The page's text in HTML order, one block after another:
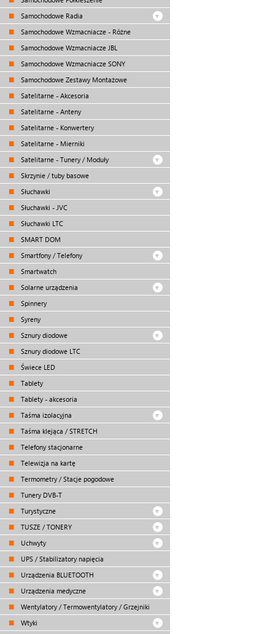
Samochodowe Radia
Samochodowe Wzmacniacze - Różne
Samochodowe Wzmacniacze JBL
Samochodowe Wzmacniacze SONY
Samochodowe Zestawy Montażowe
Satelitarne - Akcesoria
Satelitarne - Anteny
Satelitarne - Konwertery
Satelitarne - Mierniki
Satelitarne - Tunery / Moduły
Skrzynie / tuby basowe
Słuchawki
Słuchawki - JVC
Słuchawki LTC
SMART DOM
Smartfony / Telefony
Smartwatch
Solarne urządzenia
Spinnery
Syreny
Sznury diodowe
Sznury diodowe LTC
Świece LED
Tablety
Tablety - akcesoria
Taśma izolacyjna
Taśma klejąca / STRETCH
Telefony stacjonarne
Telewizja na kartę
Termometry / Stacje pogodowe
Tunery DVB-T
Turystyczne
TUSZE / TONERY
Uchwyty
UPS / Stabilizatory napięcia
Urządzenia BLUETOOTH
Urządzenia medyczne
Wentylatory / Termowentylatory / Grzejniki
Wtyki